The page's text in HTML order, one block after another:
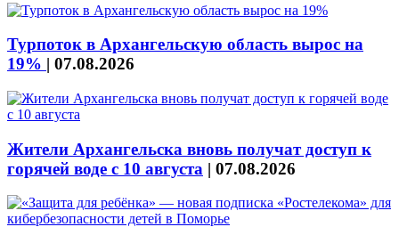
Турпоток в Архангельскую область вырос на
19% | 07.08.2026
Жители Архангельска вновь получат доступ к
горячей воде с 10 августа | 07.08.2026